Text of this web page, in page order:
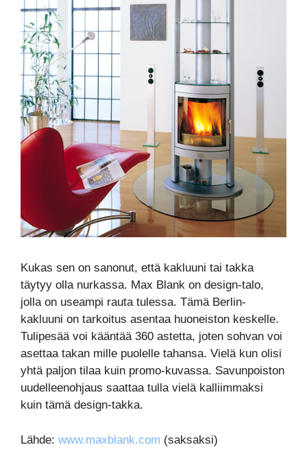
Kukas sen on sanonut, että kakluuni tai takka
täytyy olla nurkassa. Max Blank on design-talo,
jolla on useampi rauta tulessa. Tämä Berlin-
kakluuni on tarkoitus asentaa huoneiston keskelle.
Tulipesää voi kääntää 360 astetta, joten sohvan voi
asettaa takan mille puolelle tahansa. Vielä kun olisi
yhtä paljon tilaa kuin promo-kuvassa. Savunpoiston
uudelleenohjaus saattaa tulla vielä kalliimmaksi
kuin tämä design-takka.
Lähde: www.maxblank.com (saksaksi)